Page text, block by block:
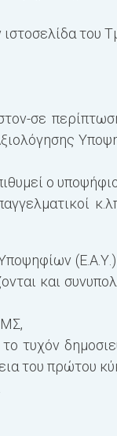
του
σε
ο
και
τυχόν
του πρώτου